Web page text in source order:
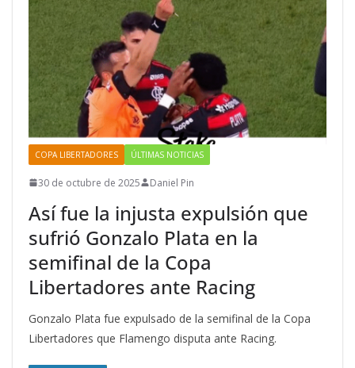
COPA LIBERTADORES ÚLTIMAS NOTICIAS
30 de octubre de 2025 Daniel Pin
Así fue la injusta expulsión que
sufrió Gonzalo Plata en la
semifinal de la Copa
Libertadores ante Racing
Gonzalo Plata fue expulsado de la semifinal de la Copa
Libertadores que Flamengo disputa ante Racing.